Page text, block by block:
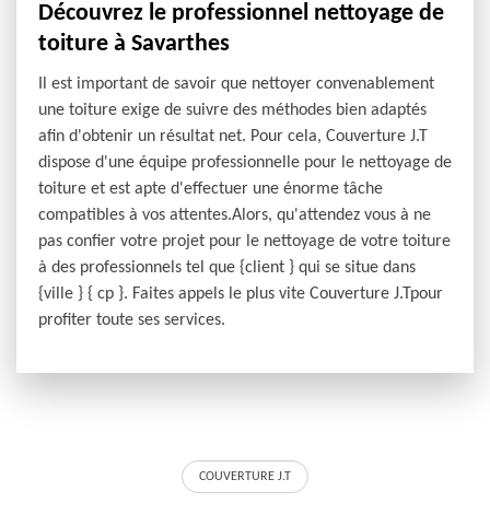
Découvrez le professionnel nettoyage de
toiture à Savarthes
Il est important de savoir que nettoyer convenablement
une toiture exige de suivre des méthodes bien adaptés
afin d'obtenir un résultat net. Pour cela, Couverture J.T
dispose d'une équipe professionnelle pour le nettoyage de
toiture et est apte d'effectuer une énorme tâche
compatibles à vos attentes.Alors, qu'attendez vous à ne
pas confier votre projet pour le nettoyage de votre toiture
à des professionnels tel que {client } qui se situe dans
{ville } { cp }. Faites appels le plus vite Couverture J.Tpour
profiter toute ses services.
COUVERTURE J.T